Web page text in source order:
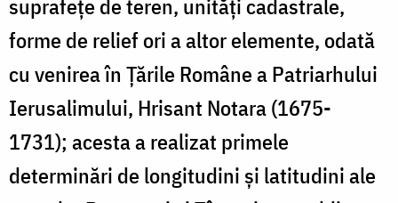
suprafețe de teren, unități cadastrale,
forme de relief ori a altor elemente, odată
cu venirea în Țările Române a Patriarhului
Ierusalimului, Hrisant Notara (1675-
1731); acesta a realizat primele
determinări de longitudini și latitudini ale